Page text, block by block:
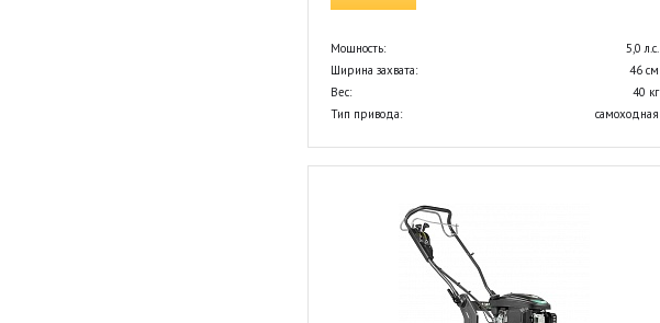
Мощность:
5,0 л.с.
Ширина захвата:
46 см
Вес:
40 кг
Тип привода:
самоходная